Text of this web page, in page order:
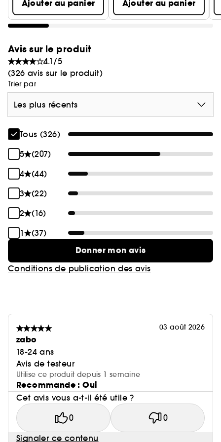
Son utilisation régulière aide à améliorer l'aspect
du visage et lisser la peau.
Son carton provient de forêts gérées durablement
Ajouter au panier Ajouter au panier
Avis sur le produit
4.1/5
(326 avis sur le produit)
Trier par
Les plus récents
Tous (326)
5
(207)
4
(44)
3
(22)
2
(16)
1
(37)
Donner mon avis
Conditions de publication des avis
03 août 2026
zabo
18-24 ans
Avis de testeur
Utilise ce produit depuis 1 semaine
Recommande : Oui
Cet avis vous a-t-il été utile ?
0 0
Signaler ce contenu